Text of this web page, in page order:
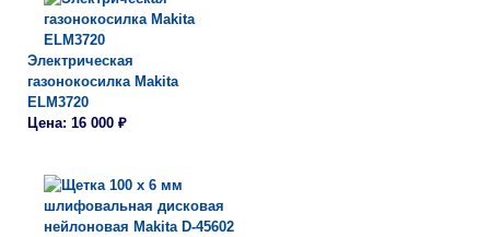
Электрическая
газонокосилка Makita
ELM3720
Цена: 16 000 ₽